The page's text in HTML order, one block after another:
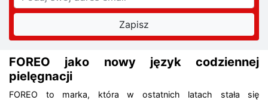
FOREO jako nowy język codziennej
pielęgnacji
FOREO to marka, która w ostatnich latach stała się